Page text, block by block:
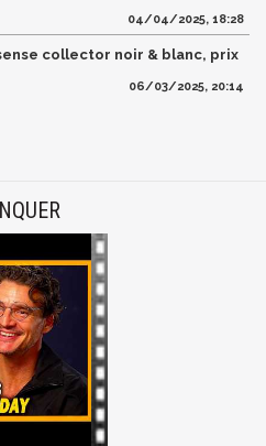
04/04/2025, 18:28
collector noir & blanc, prix
06/03/2025, 20:14